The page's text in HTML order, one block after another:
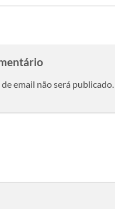
email não será publicado.